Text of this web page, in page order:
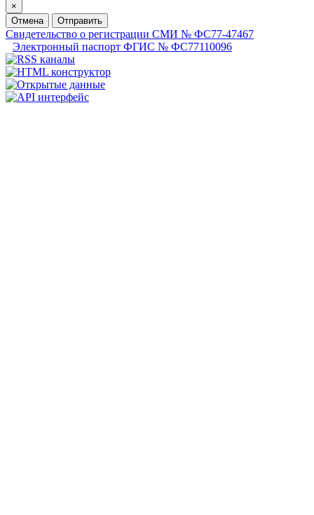
×
Отмена
Отправить
Свидетельство о регистрации СМИ № ФС77-47467
Электронный паспорт ФГИС № ФС77110096